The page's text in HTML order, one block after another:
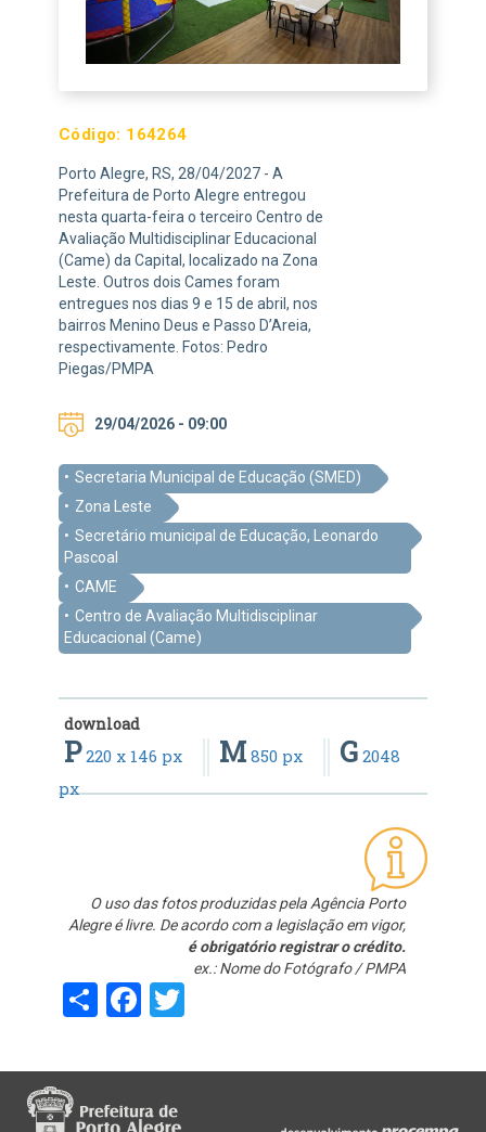
Código: 164264
Porto Alegre, RS, 28/04/2027 - A
Prefeitura de Porto Alegre entregou
nesta quarta-feira o terceiro Centro de
Avaliação Multidisciplinar Educacional
(Came) da Capital, localizado na Zona
Leste. Outros dois Cames foram
entregues nos dias 9 e 15 de abril, nos
bairros Menino Deus e Passo D’Areia,
respectivamente. Fotos: Pedro
Piegas/PMPA
29/04/2026 - 09:00
Secretaria Municipal de Educação (SMED)
Zona Leste
Secretário municipal de Educação, Leonardo
Pascoal
CAME
Centro de Avaliação Multidisciplinar
Educacional (Came)
download
P220 x 146 px M 850 px G 2048
px
O uso das fotos produzidas pela Agência Porto
Alegre é livre. De acordo com a legislação em vigor,
é obrigatório registrar o crédito.
ex.: Nome do Fotógrafo / PMPA
ShareFacebook